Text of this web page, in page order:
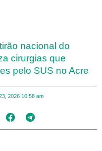
nacional do
cirurgias que
pelo SUS no Acre
2026 10:58 am